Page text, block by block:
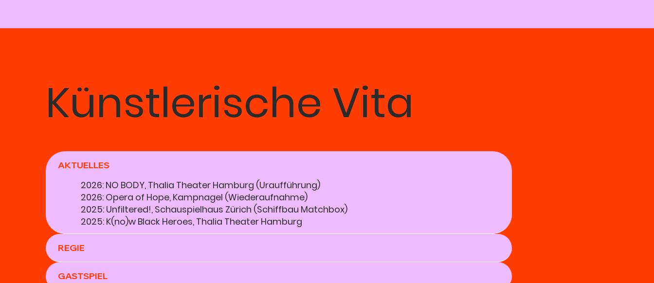
Künstlerische Vita
AKTUELLES
2026: NO BODY, Thalia Theater Hamburg (Uraufführung)
2026: Opera of Hope, Kampnagel (Wiederaufnahme)
2025: Unfiltered!, Schauspielhaus Zürich (Schiffbau Matchbox)
2025: K(no)w Black Heroes, Thalia Theater Hamburg
REGIE
GASTSPIEL